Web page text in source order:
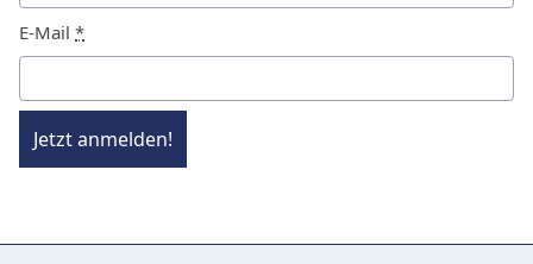
E-Mail *
Jetzt anmelden!